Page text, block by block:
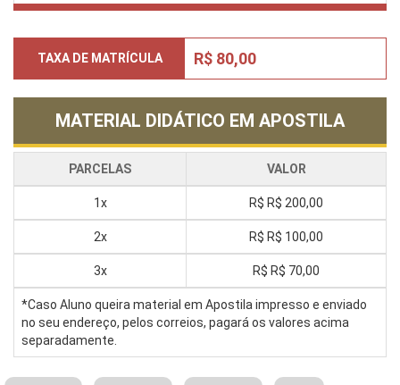
TAXA DE MATRÍCULA R$ 80,00
MATERIAL DIDÁTICO EM APOSTILA
PARCELAS VALOR
1x R$ R$ 200,00
2x R$ R$ 100,00
3x R$ R$ 70,00
*Caso Aluno queira material em Apostila impresso e enviado
no seu endereço, pelos correios, pagará os valores acima
separadamente.